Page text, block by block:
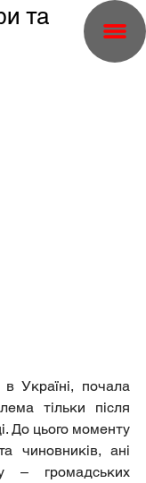
та
в Україні, почала
тільки після
До цього моменту
чиновників, ані
– громадських